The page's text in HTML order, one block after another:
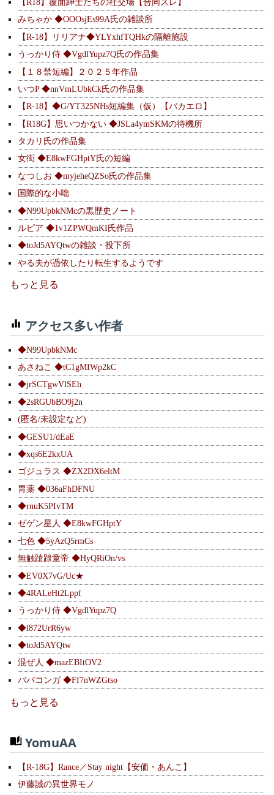
みちゃか ◆OOOsjEs99A氏の雑談所
【R-18】リリアナ◆YLYxhfTQHkの隔離施設
うっかり侍 ◆VgdlYupz7Q氏の作品集
【１８禁短編】２０２５年作品
いつP ◆nnVmLUbkCk氏の作品集
【R-18】◆G/YT325NHs短編集（仮）【バカエロ】
【R18G】思いつかない ◆JSLa4ymSKMの待機所
タカリ氏の作品集
女衒 ◆E8kwFGHptY氏の短編
なつしお ◆myjeheQZSo氏の作品集
国際的な小咄
◆N99UpbkNMcの黒歴史ノート
ルピア ◆1v1ZPWQmKI氏作品
◆toJd5AYQtwの雑談・投下所
やる夫が憑依したり転生するようです
もっと見る
アクセス多い作者
◆N99UpbkNMc
あさねこ ◆tC1gMIWp2kC
◆jrSCTgwVlSEh
◆2sRGUbBO9j2n
(匿名/未設定など)
◆GESU1/dEaE
◆xqs6E2kxUA
ゴジュラス ◆ZX2DX6eltM
胃薬 ◆036aFhDFNU
◆rnuK5PIvTM
ゼゲン星人 ◆E8kwFGHptY
七色 ◆5yAzQ5rmCs
無触蹌踉童帝 ◆HyQRiOn/vs
◆EV0X7vG/Uc★
◆4RALeHt2Lppf
うっかり侍 ◆VgdlYupz7Q
◆l872UrR6yw
◆toJd5AYQtw
混ぜ人 ◆mazEBItOV2
ババコンガ ◆Ff7nWZGtso
もっと見る
YomuAA
【R-18G】Rance／Stay night【安価・あんこ】
伊藤誠の異世界モノ